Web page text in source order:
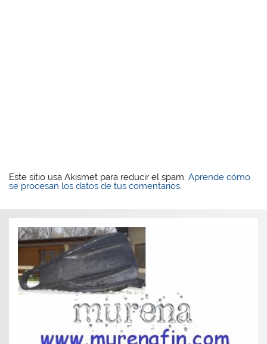
Este sitio usa Akismet para reducir el spam.Aprende cómo
se procesan los datos de tus comentarios.